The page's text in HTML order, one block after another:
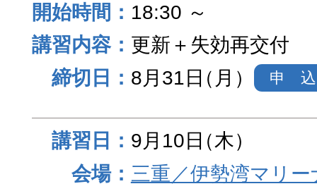
18:30 ～
更新＋失効再交付
8月31日（月） 申 込
9月10日（木）
三重／伊勢湾マリー